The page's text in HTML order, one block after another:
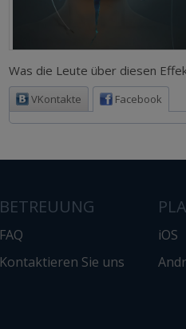
Was die Leute über diesen
VKontakte Facebook
BETREUUNG
FAQ
Kontaktieren Sie uns
iOS